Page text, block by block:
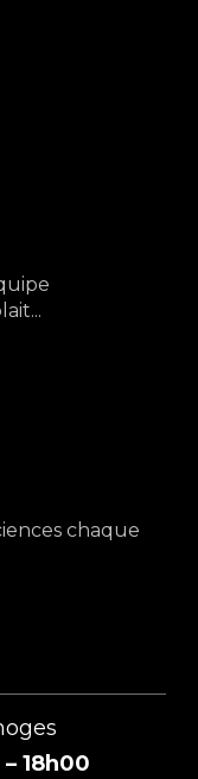
chaque
18h00